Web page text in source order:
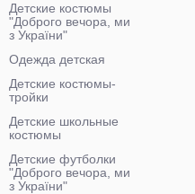
Детские костюмы
"Доброго вечора, ми
з України"
Одежда детская
Детские костюмы-
тройки
Детские школьные
костюмы
Детские футболки
"Доброго вечора, ми
з України"